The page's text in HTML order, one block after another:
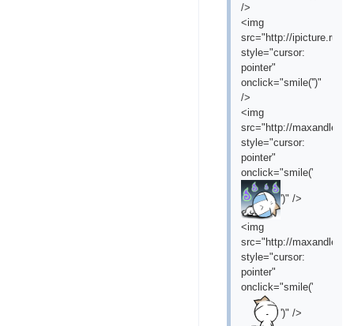
/>
<img
src="http://ipicture.ru/
style="cursor:
pointer"
onclick="smile('')"
/>
<img
src="http://
style="cursor:
pointer"
onclick="smile('
')" />
<img
src="http://
style="cursor:
pointer"
onclick="smile('
')" />